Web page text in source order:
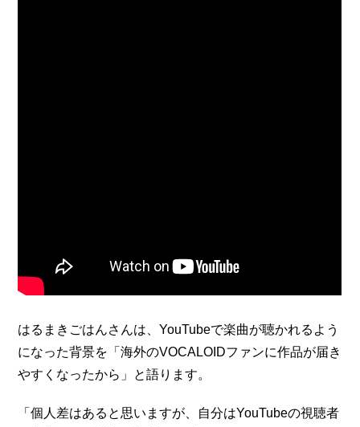
はるまきごはんさんは、YouTubeで楽曲が聴かれるよう
になった背景を「海外のVOCALOIDファンに作品が届き
やすくなったから」と語ります。
「個人差はあると思いますが、自分はYouTubeの視聴者